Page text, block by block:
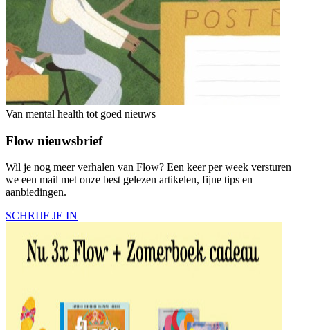
Van mental health tot goed nieuws
Flow nieuwsbrief
Wil je nog meer verhalen van Flow? Een keer per week versturen
we een mail met onze best gelezen artikelen, fijne tips en
aanbiedingen.
SCHRIJF JE IN